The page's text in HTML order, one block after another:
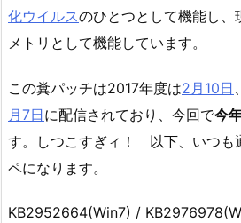
化ウイルスのひとつとして機能し、
メトリとして機能しています。
この糞パッチは2017年度は2月10日
月7日に配信されており、今回で今
す。しつこすぎィ！ 以下、いつも
ペになります。
KB2952664(Win7) /